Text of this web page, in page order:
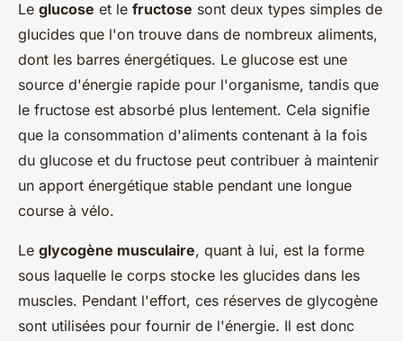
Le glucose et le fructose sont deux types simples de
glucides que l'on trouve dans de nombreux aliments,
dont les barres énergétiques. Le glucose est une
source d'énergie rapide pour l'organisme, tandis que
le fructose est absorbé plus lentement. Cela signifie
que la consommation d'aliments contenant à la fois
du glucose et du fructose peut contribuer à maintenir
un apport énergétique stable pendant une longue
course à vélo.
Le glycogène musculaire, quant à lui, est la forme
sous laquelle le corps stocke les glucides dans les
muscles. Pendant l'effort, ces réserves de glycogène
sont utilisées pour fournir de l'énergie. Il est donc